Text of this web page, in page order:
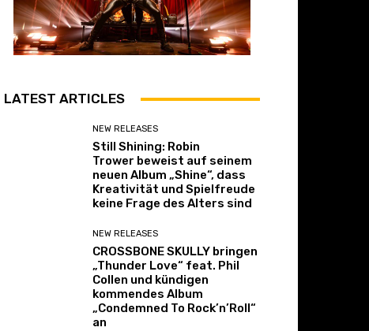
LATEST ARTICLES
NEW RELEASES
Still Shining: Robin
Trower beweist auf seinem
neuen Album „Shine“, dass
Kreativität und Spielfreude
keine Frage des Alters sind
NEW RELEASES
CROSSBONE SKULLY bringen
„Thunder Love“ feat. Phil
Collen und kündigen
kommendes Album
„Condemned To Rock’n’Roll“
an